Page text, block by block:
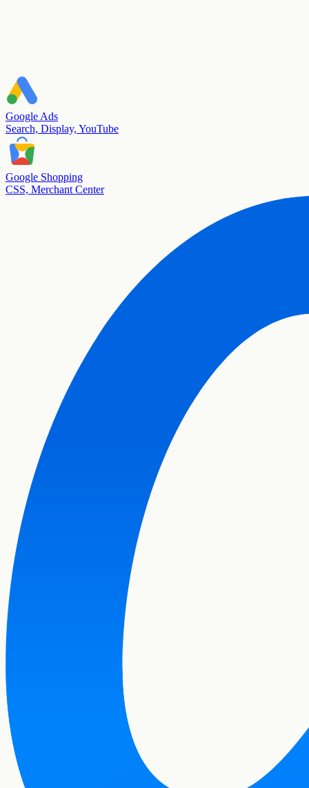
Google Ads
Search, Display, YouTube
Google Shopping
CSS, Merchant Center